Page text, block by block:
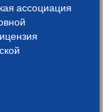
ассоциация